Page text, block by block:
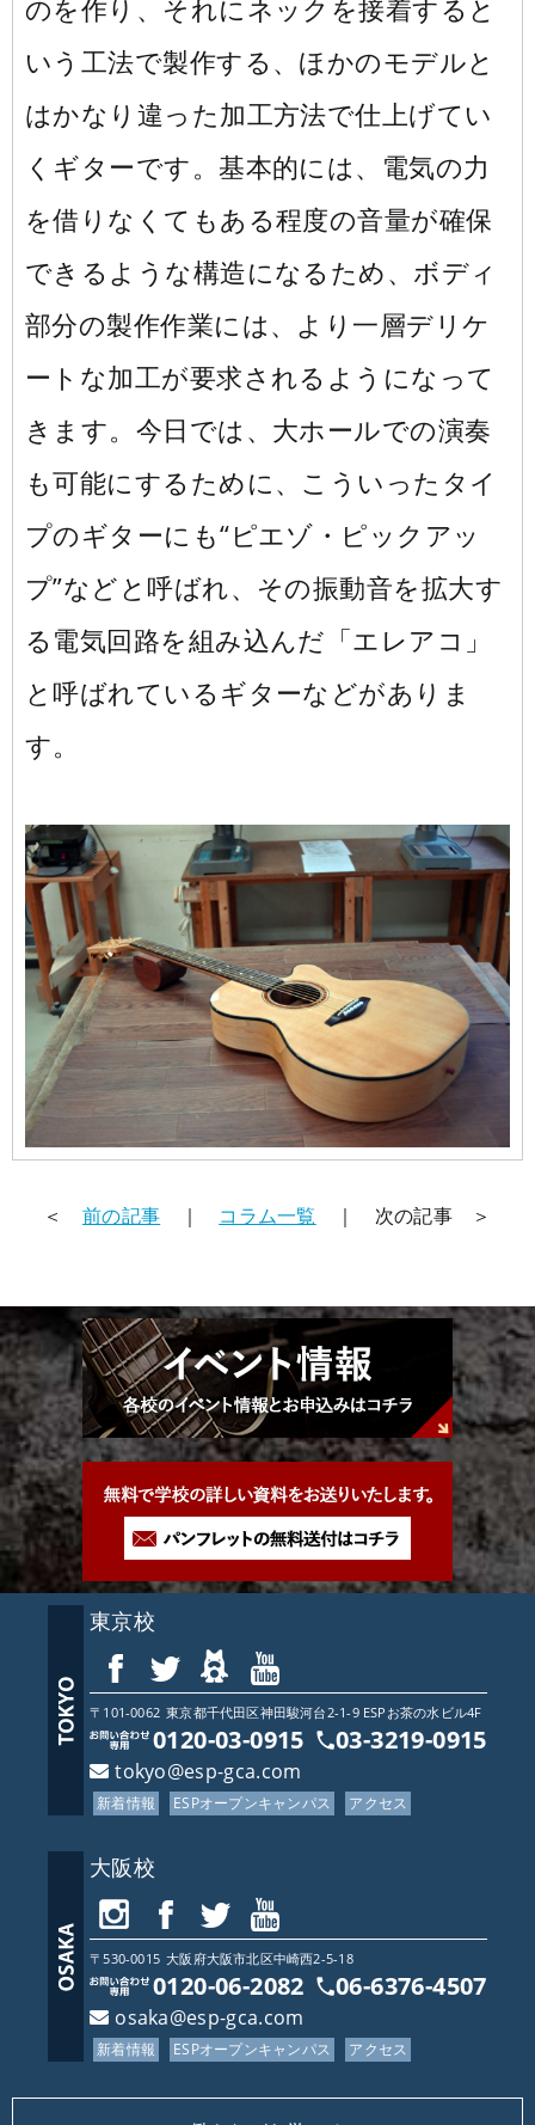
のを作り、それにネックを接着すると
いう工法で製作する、ほかのモデルと
はかなり違った加工方法で仕上げてい
くギターです。基本的には、電気の力
を借りなくてもある程度の音量が確保
できるような構造になるため、ボディ
部分の製作作業には、より一層デリケ
ートな加工が要求されるようになって
きます。今日では、大ホールでの演奏
も可能にするために、こういったタイ
プのギターにも“ピエゾ・ピックアッ
プ”などと呼ばれ、その振動音を拡大す
る電気回路を組み込んだ「エレアコ」
と呼ばれているギターなどがありま
す。
＜ 前の記事 ｜ コラム一覧 ｜ 次の記事 ＞
東京校
〒101-0062 東京都千代田区神田駿河台2-1-9 ESPお茶の水ビル4F
0120-03-0915 03-3219-0915
tokyo@esp-gca.com
新着情報 ESPオープンキャンパス アクセス
大阪校
〒530-0015 大阪府大阪市北区中崎西2-5-18
0120-06-2082 06-6376-4507
osaka@esp-gca.com
新着情報 ESPオープンキャンパス アクセス